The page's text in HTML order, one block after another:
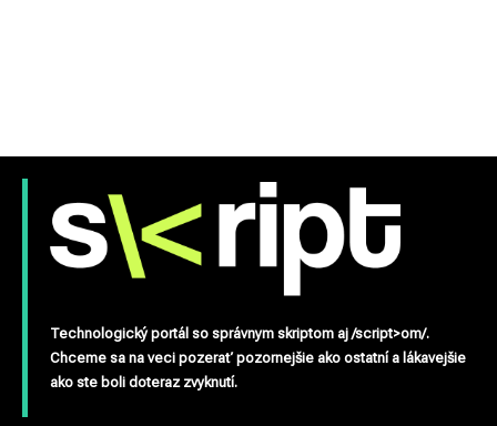
Technologický portál so správnym skriptom aj /script>om/.
Chceme sa na veci pozerať pozornejšie ako ostatní a lákavejšie
ako ste boli doteraz zvyknutí.